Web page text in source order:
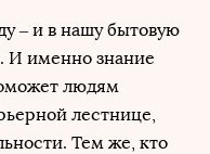
– и в нашу бытовую
И именно знание
людям
лестнице,
Тем же, кто